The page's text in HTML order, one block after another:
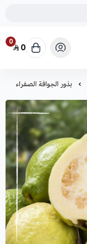
0
0
بذور الجوافة الصفراء